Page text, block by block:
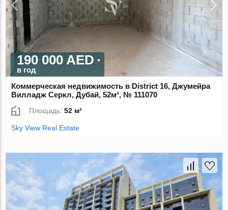
190 000 AED
в год
Коммерческая недвижимость в District 16, Джумейра
Вилладж Серкл, Дубай, 52м², № 111070
Площадь:52 м²
Sky View Real Estate